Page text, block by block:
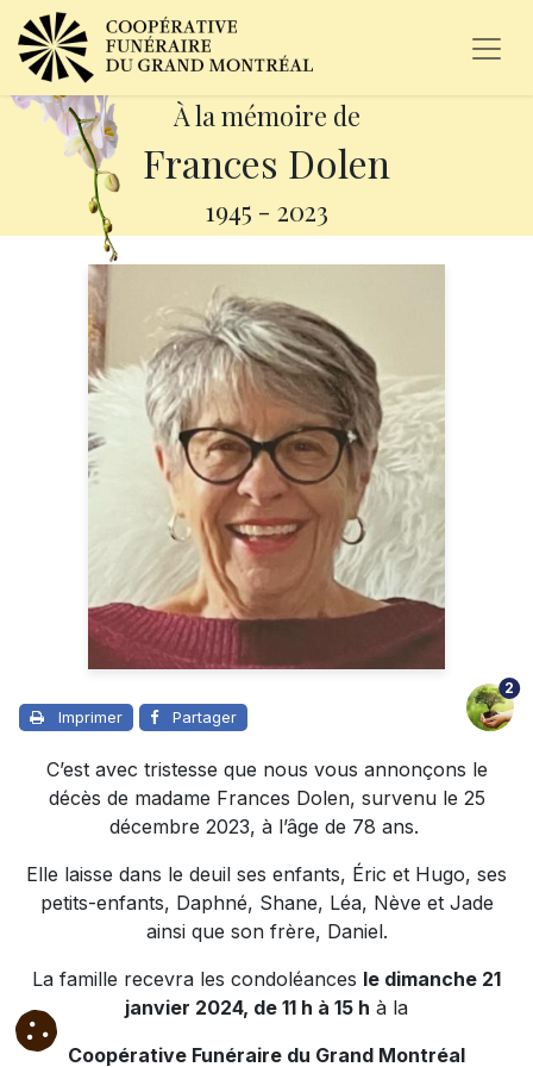
À la mémoire de
Frances Dolen
1945 - 2023
Imprimer Partager
2
C’est avec tristesse que nous vous annonçons le
décès de madame Frances Dolen, survenu le 25
décembre 2023, à l’âge de 78 ans.
Elle laisse dans le deuil ses enfants, Éric et Hugo, ses
petits-enfants, Daphné, Shane, Léa, Nève et Jade
ainsi que son frère, Daniel.
La famille recevra les condoléances le dimanche 21
janvier 2024, de 11 h à 15 h à la
Coopérative Funéraire du Grand Montréal